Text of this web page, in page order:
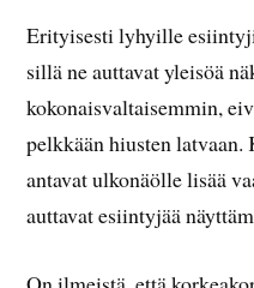
Erityisesti lyhyille
sillä ne auttavat yleisöä
kokonaisvaltaisemmin,
pelkkään hiusten latvaan.
antavat ulkonäölle lisää
auttavat esiintyjää